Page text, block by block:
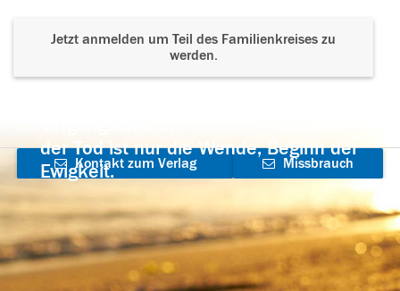
Jetzt anmelden um Teil des Familienkreises zu
werden.
der Tod ist nur die Wende, Beginn der
Ewigkeit.
Kontakt zum Verlag
aufnehmen
Missbrauch